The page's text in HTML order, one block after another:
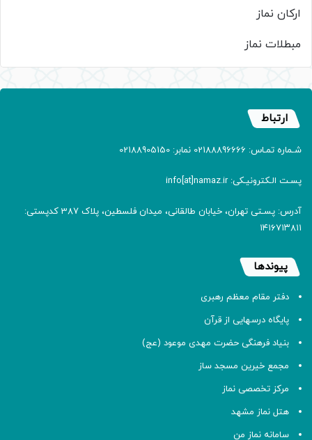
ارکان نماز
مبطلات نماز
ارتباط
شـماره تمـاس: 02188896666 نمابر: 02188905150
پسـت الـکترونیـکی: info[at]namaz.ir
آدرس: پسـتی تهران، خیابان طالقانی، میدان فلسطین، پلاک 387 کدپستی:
۱۴۱۶۷۱۳۸۱۱
پیوندها
دفتر مقام معظم رهبری
پایگاه درسهایی از قرآن
بنیاد فرهنگی حضرت مهدی موعود (عج)
مجمع خیرین مسجد ساز
مرکز تخصصی نماز
هتل نماز مشهد
سامانه نماز من